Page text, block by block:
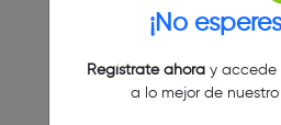
¡No
Regístrate ahoray accede
a lo mejor de